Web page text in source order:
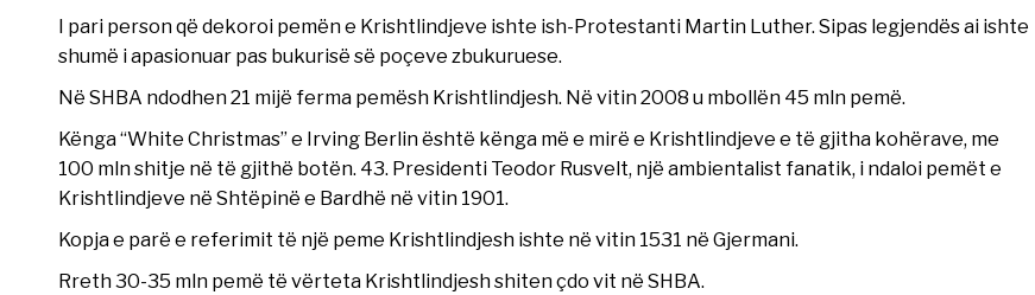
I pari person që dekoroi pemën e Krishtlindjeve ishte ish-Protestanti Martin Luther. Sipas legjendës ai ishte
shumë i apasionuar pas bukurisë së poçeve zbukuruese.
Në SHBA ndodhen 21 mijë ferma pemësh Krishtlindjesh. Në vitin 2008 u mbollën 45 mln pemë.
Kënga “White Christmas” e Irving Berlin është kënga më e mirë e Krishtlindjeve e të gjitha kohërave, me
100 mln shitje në të gjithë botën. 43. Presidenti Teodor Rusvelt, një ambientalist fanatik, i ndaloi pemët e
Krishtlindjeve në Shtëpinë e Bardhë në vitin 1901.
Kopja e parë e referimit të një peme Krishtlindjesh ishte në vitin 1531 në Gjermani.
Rreth 30-35 mln pemë të vërteta Krishtlindjesh shiten çdo vit në SHBA.